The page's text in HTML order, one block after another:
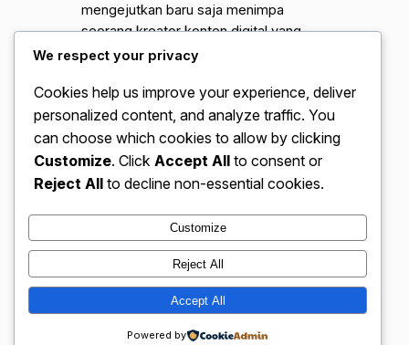
mengejutkan baru saja menimpa
seorang kreator konten digital yang
sedang melakukan pengambilan
Kejadian ini menjadi pengingat keras
bagi para pegiat media sosial mengenai
bahaya biota laut yang sering kali
terabaikan demi konten estetis.
Aktivitas pengambilan gambar di alam
VidBloggerNation.com – Tips &
Trik Jadi Vlogger Sukses
Instagram
X
We respect your privacy
Cookies help us improve your experience, deliver
personalized content, and analyze traffic. You
can choose which cookies to allow by clicking
Customize. Click Accept All to consent or
Reject All to decline non-essential cookies.
Customize
Reject All
Accept All
Powered by